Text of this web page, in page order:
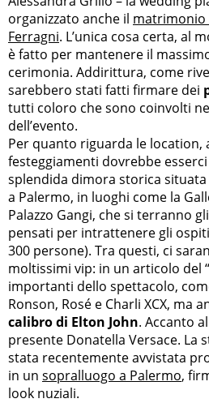
organizzato anche il matrimonio
Ferragni. L’unica cosa certa, al
è fatto per mantenere il
cerimonia. Addirittura, come
sarebbero stati fatti firmare dei
tutti coloro che sono coinvolti
dell’evento.
Per quanto riguarda le location,
festeggiamenti dovrebbe esserci
splendida dimora storica situata
a Palermo, in luoghi come la
Palazzo Gangi, che si terranno
pensati per intrattenere gli
300 persone). Tra questi, ci
moltissimi vip: in un articolo del
importanti dello spettacolo,
Ronson, Rosé e Charli XCX, ma
calibro di Elton John. Accanto
presente Donatella Versace. La
stata recentemente avvistata
in un sopralluogo a Palermo,
look nuziali.